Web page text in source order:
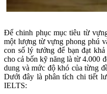
Để chinh phục mục tiêu từ
một lượng từ vựng phong phú
con số lý tưởng để bạn đạt
cho cả bốn kỹ năng là từ 4.000
dung và mức độ khó của từng
Dưới đây là phân tích chi tiết
IELTS: